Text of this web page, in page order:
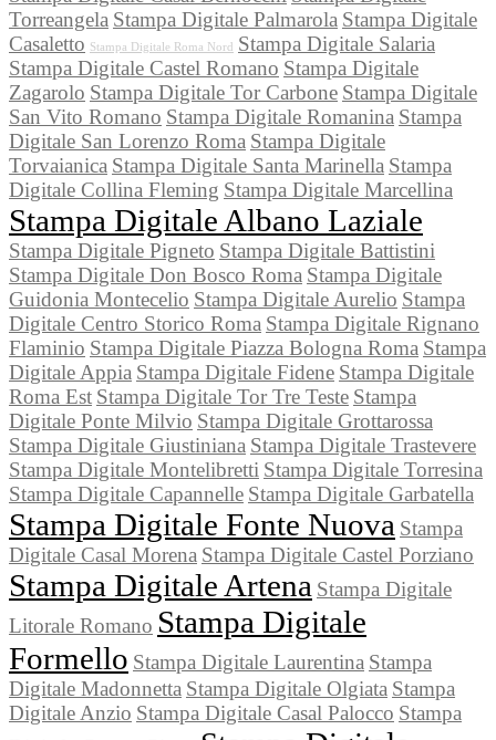
Torreangela Stampa Digitale Palmarola Stampa Digitale
Casaletto Stampa Digitale Roma Nord
Stampa Digitale Salaria
Stampa Digitale Castel Romano Stampa Digitale
Zagarolo Stampa Digitale Tor Carbone Stampa Digitale
San Vito Romano Stampa Digitale Romanina Stampa
Digitale San Lorenzo Roma Stampa Digitale
Torvaianica Stampa Digitale Santa Marinella Stampa
Digitale Collina Fleming Stampa Digitale Marcellina
Stampa Digitale Albano Laziale
Stampa Digitale Pigneto Stampa Digitale Battistini
Stampa Digitale Don Bosco Roma Stampa Digitale
Guidonia Montecelio Stampa Digitale Aurelio Stampa
Digitale Centro Storico Roma Stampa Digitale Rignano
Flaminio Stampa Digitale Piazza Bologna Roma Stampa
Digitale Appia Stampa Digitale Fidene Stampa Digitale
Roma Est Stampa Digitale Tor Tre Teste Stampa
Digitale Ponte Milvio Stampa Digitale Grottarossa
Stampa Digitale Giustiniana Stampa Digitale Trastevere
Stampa Digitale Montelibretti Stampa Digitale Torresina
Stampa Digitale Capannelle Stampa Digitale Garbatella
Stampa Digitale Fonte Nuova Stampa
Digitale Casal Morena Stampa Digitale Castel Porziano
Stampa Digitale Artena Stampa Digitale
Litorale Romano Stampa Digitale
Formello Stampa Digitale Laurentina Stampa
Digitale Madonnetta Stampa Digitale Olgiata Stampa
Digitale Anzio Stampa Digitale Casal Palocco Stampa